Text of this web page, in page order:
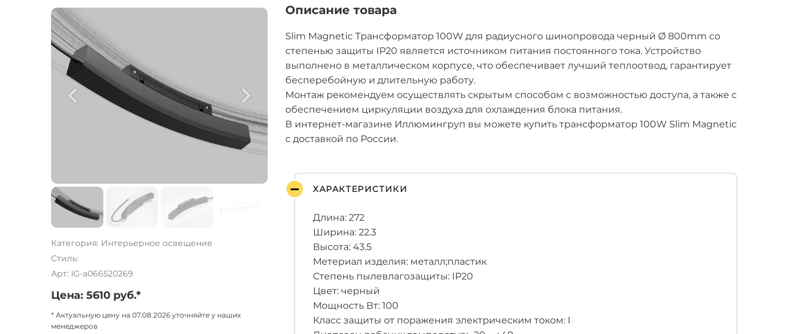
Категория: Интерьерное освещение
Стиль:
Арт: IG-a066520269
Цена: 5610 руб.*
* Актуальную цену на 07.08.2026 уточняйте у наших
менеджеров
Описание товара
Slim Magnetic Трансформатор 100W для радиусного шинопровода черный Ø 800mm со
степенью защиты IP20 является источником питания постоянного тока. Устройство
выполнено в металлическом корпусе, что обеспечивает лучший теплоотвод, гарантирует
бесперебойную и длительную работу.
Монтаж рекомендуем осуществлять скрытым способом с возможностью доступа, а также с
обеспечением циркуляции воздуха для охлаждения блока питания.
В интернет-магазине Иллюмингруп вы можете купить трансформатор 100W Slim Magnetic
с доставкой по России.
ХАРАКТЕРИСТИКИ
Длина: 272
Ширина: 22.3
Высота: 43.5
Метериал изделия: металл;пластик
Степень пылевлагозащиты: IP20
Цвет: черный
Мощность Вт: 100
Класс защиты от поражения электрическим током: I